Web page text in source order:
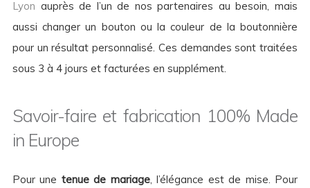
Lyon auprès de l’un de nos partenaires au besoin, mais
aussi changer un bouton ou la couleur de la boutonnière
pour un résultat personnalisé. Ces demandes sont traitées
sous 3 à 4 jours et facturées en supplément.
Savoir-faire et fabrication 100% Made
in Europe
Pour une tenue de mariage, l’élégance est de mise. Pour